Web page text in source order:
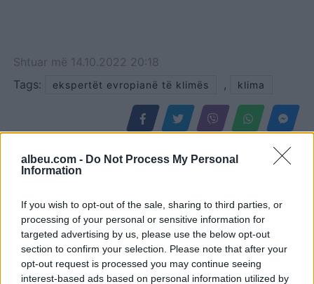
albeu.com - Do Not Process My Personal
Information
If you wish to opt-out of the sale, sharing to third parties, or
processing of your personal or sensitive information for
targeted advertising by us, please use the below opt-out
section to confirm your selection. Please note that after your
opt-out request is processed you may continue seeing
interest-based ads based on personal information utilized by
Shtuar më 14.10.2022 20:18
Tags:
ekspertët evropianë të klimës , klima